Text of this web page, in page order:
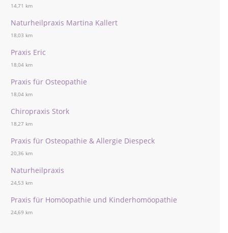
14,71 km
Naturheilpraxis Martina Kallert
18,03 km
Praxis Eric
18,04 km
Praxis für Osteopathie
18,04 km
Chiropraxis Stork
18,27 km
Praxis für Osteopathie & Allergie Diespeck
20,36 km
Naturheilpraxis
24,53 km
Praxis für Homöopathie und Kinderhomöopathie
24,69 km